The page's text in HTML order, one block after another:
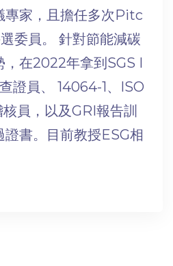
專家，且擔任多次Pitc
委員。 針對節能減碳
，在2022年拿到SGS I
證員、 14064-1、ISO
員，以及GRI報告訓
書。目前教授ESG相